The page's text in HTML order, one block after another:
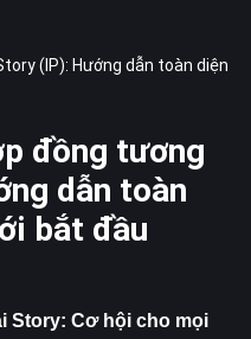
(IP): Hướng dẫn toàn diện
đồng tương
dẫn toàn
bắt đầu
Story: Cơ hội cho mọi